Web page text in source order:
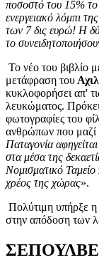
ποσοστό του 15% το
ενεργειακό λόμπι
των 7 δις ευρώ! Η
το
Το νέο του βιβλίο
μετάφραση του
κυκλοφορήσει απ'
λευκώματος.
φωτογραφίες του
ανθρώπων που μαζί
Παταγονία
στα μέσα της
Νομισματικό
χρέος της χώρας».
Πολύτιμη υπήρξε η
στην απόδοση των